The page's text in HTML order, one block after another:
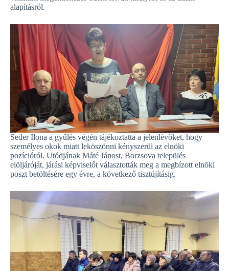
alapításról.
Seder Ilona a gyűlés végén tájékoztatta a jelenlévőket, hogy
személyes okok miatt leköszönni kényszerül az elnöki
pozícióról. Utódjának Máté Jánost, Borzsova település
elöljáróját, járási képviselőt választották meg a megbízott elnöki
poszt betöltésére egy évre, a következő tisztújításig.